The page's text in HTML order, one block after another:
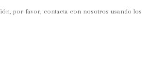
por favor, contacta con nosotros usando los